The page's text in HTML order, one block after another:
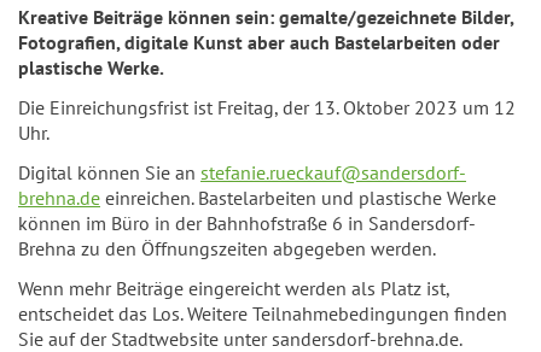
Kreative Beiträge können sein: gemalte/gezeichnete Bilder,
Fotografien, digitale Kunst aber auch Bastelarbeiten oder
plastische Werke.
Die Einreichungsfrist ist Freitag, der 13. Oktober 2023 um 12
Uhr.
Digital können Sie an stefanie.rueckauf@sandersdorf-
brehna.de einreichen. Bastelarbeiten und plastische Werke
können im Büro in der Bahnhofstraße 6 in Sandersdorf-
Brehna zu den Öffnungszeiten abgegeben werden.
Wenn mehr Beiträge eingereicht werden als Platz ist,
entscheidet das Los. Weitere Teilnahmebedingungen finden
Sie auf der Stadtwebsite unter sandersdorf-brehna.de.